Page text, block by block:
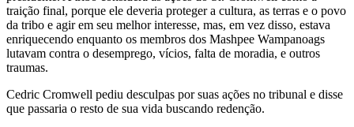
traição final, porque ele deveria proteger a cultura, as terras e o povo
da tribo e agir em seu melhor interesse, mas, em vez disso, estava
enriquecendo enquanto os membros dos Mashpee Wampanoags
lutavam contra o desemprego, vícios, falta de moradia, e outros
traumas.
Cedric Cromwell pediu desculpas por suas ações no tribunal e disse
que passaria o resto de sua vida buscando redenção.